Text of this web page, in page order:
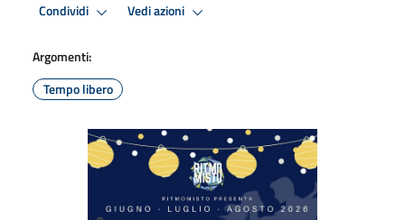
Condividi Vedi azioni
Argomenti:
Tempo libero